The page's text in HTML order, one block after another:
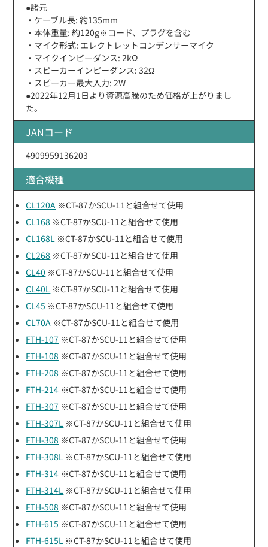
●諸元
・ケーブル長: 約135mm
・本体重量: 約120g※コード、プラグを含む
・マイク形式: エレクトレットコンデンサーマイク
・マイクインピーダンス: 2kΩ
・スピーカーインピーダンス: 32Ω
・スピーカー最大入力: 2W
●2022年12月1日より資源高騰のため価格が上がりまし
た。
JANコード
4909959136203
適合機種
CL120A ※CT-87かSCU-11と組合せて使用
CL168 ※CT-87かSCU-11と組合せて使用
CL168L ※CT-87かSCU-11と組合せて使用
CL268 ※CT-87かSCU-11と組合せて使用
CL40 ※CT-87かSCU-11と組合せて使用
CL40L ※CT-87かSCU-11と組合せて使用
CL45 ※CT-87かSCU-11と組合せて使用
CL70A ※CT-87かSCU-11と組合せて使用
FTH-107 ※CT-87かSCU-11と組合せて使用
FTH-108 ※CT-87かSCU-11と組合せて使用
FTH-208 ※CT-87かSCU-11と組合せて使用
FTH-214 ※CT-87かSCU-11と組合せて使用
FTH-307 ※CT-87かSCU-11と組合せて使用
FTH-307L ※CT-87かSCU-11と組合せて使用
FTH-308 ※CT-87かSCU-11と組合せて使用
FTH-308L ※CT-87かSCU-11と組合せて使用
FTH-314 ※CT-87かSCU-11と組合せて使用
FTH-314L ※CT-87かSCU-11と組合せて使用
FTH-508 ※CT-87かSCU-11と組合せて使用
FTH-615 ※CT-87かSCU-11と組合せて使用
FTH-615L ※CT-87かSCU-11と組合せて使用